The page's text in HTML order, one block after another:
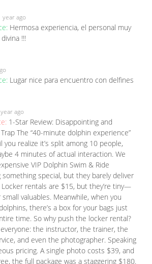
year ago
Hermosa experiencia, el personal muy
!!!
Lugar nice para encuentro con delfines
ago
1-Star Review: Disappointing and
The “40-minute dolphin experience”
realize it’s split among 10 people,
4 minutes of actual interaction. We
VIP Dolphin Swim & Ride
something special, but they barely deliver
rentals are $15, but they’re tiny—
valuables. Meanwhile, when you
there’s a box for your bags just
time. So why push the locker rental?
the instructor, the trainer, the
and even the photographer. Speaking
pricing. A single photo costs $39, and
the full package was a staggering $180.